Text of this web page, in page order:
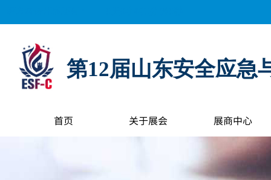
第12届山东安全应急
首页 关于展会 展商中心